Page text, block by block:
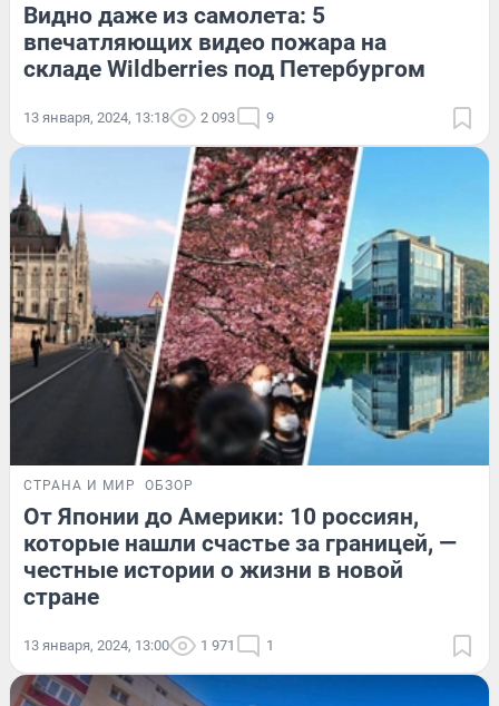
Видно даже из самолета: 5
впечатляющих видео пожара на
складе Wildberries под Петербургом
13 января, 2024, 13:18 2 093 9
СТРАНА И МИР ОБЗОР
От Японии до Америки: 10 россиян,
которые нашли счастье за границей, —
честные истории о жизни в новой
стране
13 января, 2024, 13:00 1 971 1